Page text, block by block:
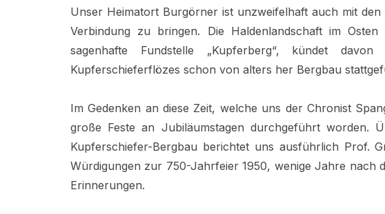
Unser Heimatort Burgörner ist unzweifelhaft auch mit
Verbindung zu bringen. Die Haldenlandschaft im
sagenhafte Fundstelle „Kupferberg“, kündet
Kupferschieferflözes schon von alters her Bergbau
Im Gedenken an diese Zeit, welche uns der Chronist
große Feste an Jubiläumstagen durchgeführt worden.
Kupferschiefer-Bergbau berichtet uns ausführlich Prof.
Würdigungen zur 750-Jahrfeier 1950, wenige Jahre nach
Erinnerungen.